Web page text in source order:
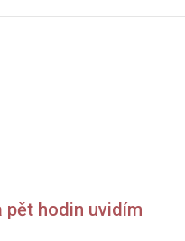
pět hodin uvidím